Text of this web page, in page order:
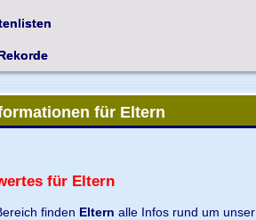
für Eltern
für Eltern
finden Eltern alle Infos rund um